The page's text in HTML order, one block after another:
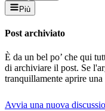
Più
Post archiviato
È da un bel po’ che qui
di archiviare il post. Se
tranquillamente aprire
Avvia una nuova